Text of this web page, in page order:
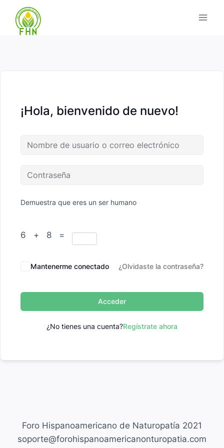
¡Hola, bienvenido de nuevo!
Demuestra que eres un ser humano
6 + 8 =
Mantenerme conectado ¿Olvidaste la contraseña?
Acceder
¿No tienes una cuenta?Regístrate ahora
Foro Hispanoamericano de Naturopatía 2021
soporte@forohispanoamericanonturopatia.com